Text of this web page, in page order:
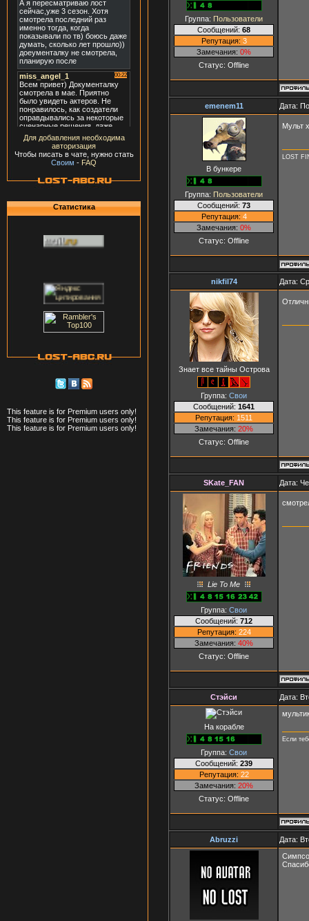
Для добавления необходима
авторизация
Чтобы писать в чате, нужно стать
Своим - FAQ
Статистика
This feature is for Premium users only!
This feature is for Premium users only!
This feature is for Premium users only!
Группа: Пользователи
Сообщений: 68
Репутация: 3
Замечания: 0%
Статус: Offline
emenem11 Дата:
В бункере
Группа: Пользователи
Сообщений: 73
Репутация: 4
Замечания: 0%
Статус: Offline
Мульт
LOST
nikfil74 Дата:
Знает все тайны Острова
Группа: Свои
Сообщений: 1641
Репутация: 1511
Замечания: 20%
Статус: Offline
SKate_FAN Дата:
Lie To Me
Группа: Свои
Сообщений: 712
Репутация: 224
Замечания: 40%
Статус: Offline
Стэйси Дата:
На корабле
Группа: Свои
Сообщений: 239
Репутация: 22
Замечания: 20%
Статус: Offline
Если
Abruzzi
Дата: